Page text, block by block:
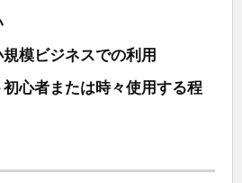
模ビジネスでの利用
心者または時々使用する程